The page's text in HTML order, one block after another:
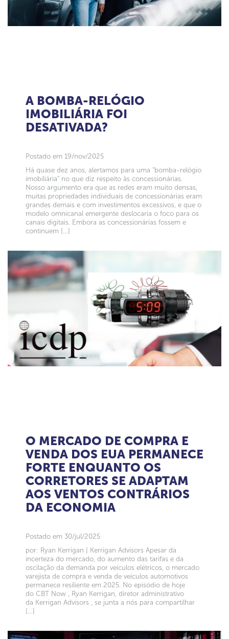
A BOMBA-RELÓGIO
IMOBILIÁRIA FOI
DESATIVADA?
Postado em 19/nov/2025
Há quase dez anos, alertamos para uma “bomba-relógio
imobiliária” no que diz respeito às concessionárias.
Nosso argumento era que as redes eram muito densas,
muitas propriedades individuais de concessionárias eram
grandes demais e com investimentos excessivos, e que o
modelo omnicanal emergente deslocaria o foco para os
canais digitais. Embora as concessionárias fossem e
continuem […]
O MERCADO DE COMPRA E
VENDA DOS EUA PERMANECE
FORTE ENQUANTO OS
CORRETORES SE ADAPTAM
AOS VENTOS CONTRÁRIOS
DA ECONOMIA
Postado em 30/jul/2025
por: Ryan Kerrigan | Kerrigan Advisors Apesar da
incerteza do mercado, do aumento das tarifas e da
oscilação da demanda por veículos elétricos, o mercado
varejista de compra e venda de veículos automotivos
permanece resiliente em 2025. No episódio de hoje
do CBT Now , Ryan Kerrigan, diretor administrativo
da Kerrigan Advisors , se junta a nós para compartilhar
[…]